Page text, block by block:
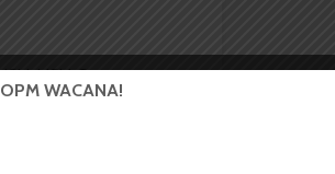
USU Games
juara tersebut
kejuaraan
WACANA!